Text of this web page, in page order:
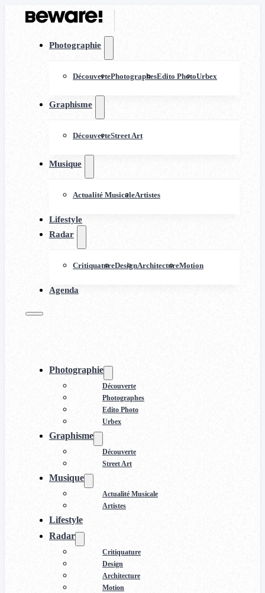
Photographie
DécouvertePhotographesEdito PhotoUrbex
Graphisme
DécouverteStreet Art
Musique
Actualité MusicaleArtistes
Lifestyle
Radar
CritiquatureDesignArchitectureMotion
Agenda
Photographie
Découverte
Photographes
Edito Photo
Urbex
Graphisme
Découverte
Street Art
Musique
Actualité Musicale
Artistes
Lifestyle
Radar
Critiquature
Design
Architecture
Motion